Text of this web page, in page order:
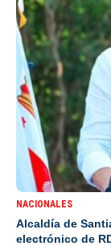
NACIONALES
Alcaldía de
electrónico de